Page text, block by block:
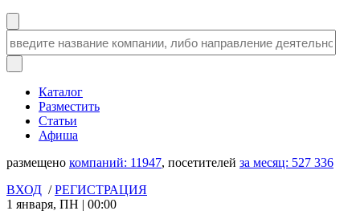
Каталог
Разместить
Статьи
Афиша
размещено компаний: 11947, посетителей за месяц: 527 336
ВХОД /РЕГИСТРАЦИЯ
1 января, ПН | 00:00